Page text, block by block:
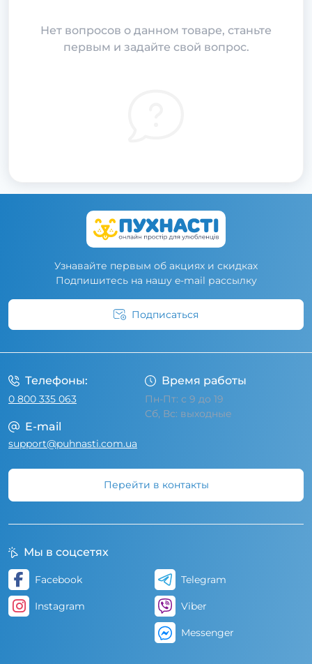
Нет вопросов о данном товаре, станьте
первым и задайте свой вопрос.
Узнавайте первым об акциях и скидках
Подпишитесь на нашу e-mail рассылку
Подписаться
Телефоны:
0 800 335 063
Время работы
Пн-Пт: с 9 до 19
Сб, Вс: выходные
E-mail
support@puhnasti.com.ua
Перейти в контакты
Мы в соцсетях
Facebook
Instagram
Telegram
Viber
Messenger